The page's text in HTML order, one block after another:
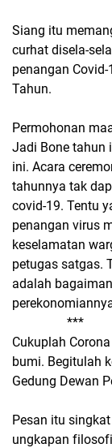
Siang itu
curhat disela-
penangan
Tahun.
Permohonan
Jadi Bone tahun
ini. Acara
tahunnya tak
covid-19. Tentu
penangan virus
keselamatan
petugas satgas.
adalah
***
Cukuplah
bumi. Begitulah
Gedung Dewan
Pesan itu
ungkapan